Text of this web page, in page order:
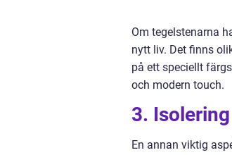
Om tegelstenarna
nytt liv. Det finns
på ett speciellt
och modern touch.
3. Isolering
En annan viktig